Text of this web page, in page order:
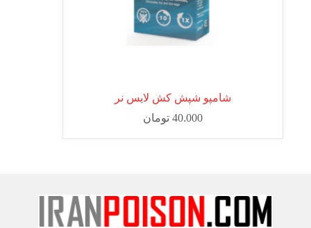
شامپو شپش کش لایس نر
40.000 تومان